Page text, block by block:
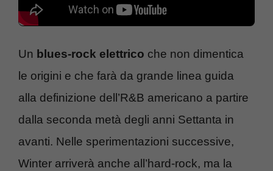
Un blues-rock elettrico che non dimentica
le origini e che farà da grande linea guida
alla definizione dell’R&B americano a partire
dalla seconda metà degli anni Settanta in
avanti. Nelle sperimentazioni successive,
Winter arriverà anche all’hard-rock, ma la